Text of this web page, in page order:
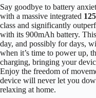
Say goodbye to battery
with a massive integrated
class and significantly
with its 900mAh battery.
day, and possibly for days,
when it’s time to power up,
charging, bringing your
Enjoy the freedom of
device will never let you
relaxing at home.